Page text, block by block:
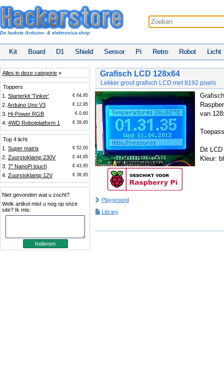
De leukste Arduino- & elektronica-shop
Kit Board D1 Shield Sensor Pi Retro Robot Licht
Alles in deze categorie »
Toppers
1. Starterkit 'Tinker' € 64,95
2. Arduino Uno V3 € 12,95
3. Hi-Power RGB € 0,60
4. 4WD Robotplatform 1 € 39,95
Top 4 licht
1. Super matrix € 52,00
2. Zuurstoklamp 230V € 44,95
3. 7'' NanoPi touch € 43,95
4. Zuurstoklamp 12V € 38,95
Niet gevonden wat u zocht?
Welk artikel mist u nog op onze
site? Ik mis:
Grafisch LCD 128x64
Lekker groot grafisch LCD met 8192 pixels
Playground
Library
van
Dit
Kleur: